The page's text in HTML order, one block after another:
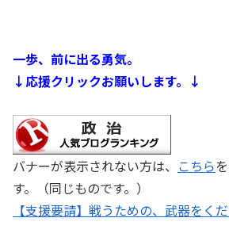
一歩、前に出る勇気。
↓応援クリックお願いします。↓
バナーが表示されない方は、 こちら
す。（同じものです。）
【支援要請】戦うための、武器をくだ